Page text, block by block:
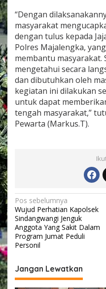
W
a
r
g
a
B
i
n
a
a
n
n
b
u
T
n
i
“Dengan
masyarakat
dengan tulus kepada
Polres Majalengka,
membantu masyarakat.
mengetahui secara
dan dibutuhkan oleh
kegiatan ini dilakukan
untuk dapat
tengah masyarakat,”
Pewarta (Markus.T).
N
a
v
i
a
Pos sebelumnya
Wujud Perhatian Kapolsek
Sindangwangi Jenguk
Anggota Yang Sakit Dalam
Program Jumat Peduli
Personil
Jangan Lewatkan